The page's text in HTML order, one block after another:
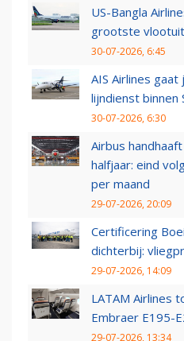
US-Bangla
grootste
30-07-2026, 6:45
AIS Airlines
lijndienst binnen
30-07-2026, 6:30
Airbus
halfjaar: eind
per maand
29-07-2026, 20:09
Certificering
dichterbij:
29-07-2026, 14:09
LATAM Airlines
Embraer E195-
29-07-2026, 13:34